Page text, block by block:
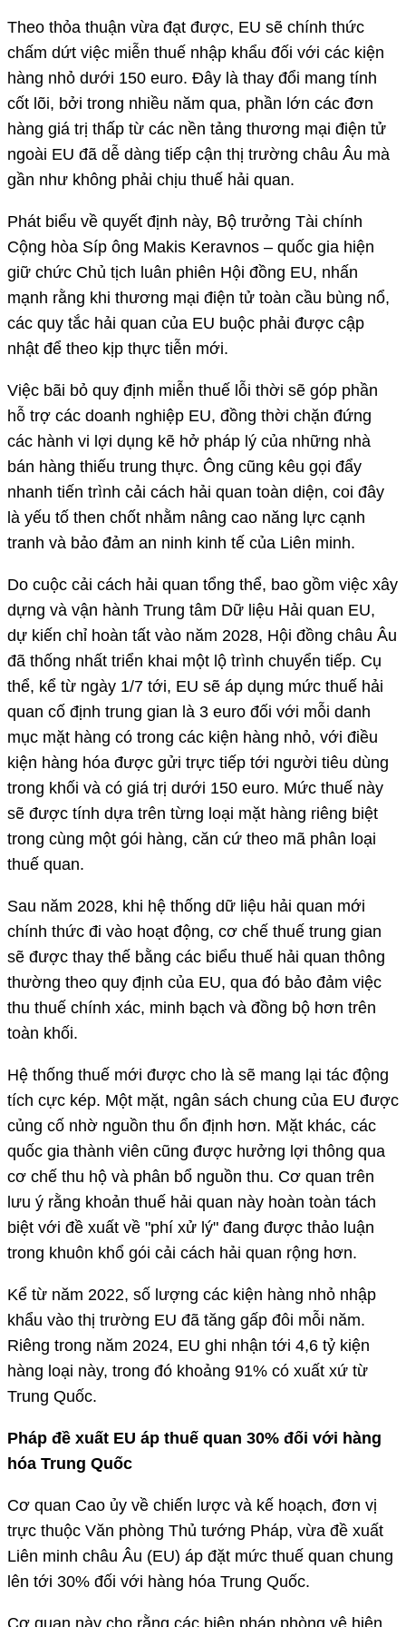
Theo thỏa thuận vừa đạt được, EU sẽ chính thức
chấm dứt việc miễn thuế nhập khẩu đối với các kiện
hàng nhỏ dưới 150 euro. Đây là thay đổi mang tính
cốt lõi, bởi trong nhiều năm qua, phần lớn các đơn
hàng giá trị thấp từ các nền tảng thương mại điện tử
ngoài EU đã dễ dàng tiếp cận thị trường châu Âu mà
gần như không phải chịu thuế hải quan.
Phát biểu về quyết định này, Bộ trưởng Tài chính
Cộng hòa Síp ông Makis Keravnos – quốc gia hiện
giữ chức Chủ tịch luân phiên Hội đồng EU, nhấn
mạnh rằng khi thương mại điện tử toàn cầu bùng nổ,
các quy tắc hải quan của EU buộc phải được cập
nhật để theo kịp thực tiễn mới.
Việc bãi bỏ quy định miễn thuế lỗi thời sẽ góp phần
hỗ trợ các doanh nghiệp EU, đồng thời chặn đứng
các hành vi lợi dụng kẽ hở pháp lý của những nhà
bán hàng thiếu trung thực. Ông cũng kêu gọi đẩy
nhanh tiến trình cải cách hải quan toàn diện, coi đây
là yếu tố then chốt nhằm nâng cao năng lực cạnh
tranh và bảo đảm an ninh kinh tế của Liên minh.
Do cuộc cải cách hải quan tổng thể, bao gồm việc xây
dựng và vận hành Trung tâm Dữ liệu Hải quan EU,
dự kiến chỉ hoàn tất vào năm 2028, Hội đồng châu Âu
đã thống nhất triển khai một lộ trình chuyển tiếp. Cụ
thể, kể từ ngày 1/7 tới, EU sẽ áp dụng mức thuế hải
quan cố định trung gian là 3 euro đối với mỗi danh
mục mặt hàng có trong các kiện hàng nhỏ, với điều
kiện hàng hóa được gửi trực tiếp tới người tiêu dùng
trong khối và có giá trị dưới 150 euro. Mức thuế này
sẽ được tính dựa trên từng loại mặt hàng riêng biệt
trong cùng một gói hàng, căn cứ theo mã phân loại
thuế quan.
Sau năm 2028, khi hệ thống dữ liệu hải quan mới
chính thức đi vào hoạt động, cơ chế thuế trung gian
sẽ được thay thế bằng các biểu thuế hải quan thông
thường theo quy định của EU, qua đó bảo đảm việc
thu thuế chính xác, minh bạch và đồng bộ hơn trên
toàn khối.
Hệ thống thuế mới được cho là sẽ mang lại tác động
tích cực kép. Một mặt, ngân sách chung của EU được
củng cố nhờ nguồn thu ổn định hơn. Mặt khác, các
quốc gia thành viên cũng được hưởng lợi thông qua
cơ chế thu hộ và phân bổ nguồn thu. Cơ quan trên
lưu ý rằng khoản thuế hải quan này hoàn toàn tách
biệt với đề xuất về "phí xử lý" đang được thảo luận
trong khuôn khổ gói cải cách hải quan rộng hơn.
Kể từ năm 2022, số lượng các kiện hàng nhỏ nhập
khẩu vào thị trường EU đã tăng gấp đôi mỗi năm.
Riêng trong năm 2024, EU ghi nhận tới 4,6 tỷ kiện
hàng loại này, trong đó khoảng 91% có xuất xứ từ
Trung Quốc.
Pháp đề xuất EU áp thuế quan 30% đối với hàng
hóa Trung Quốc
Cơ quan Cao ủy về chiến lược và kế hoạch, đơn vị
trực thuộc Văn phòng Thủ tướng Pháp, vừa đề xuất
Liên minh châu Âu (EU) áp đặt mức thuế quan chung
lên tới 30% đối với hàng hóa Trung Quốc.
Cơ quan này cho rằng các biện pháp phòng vệ hiện